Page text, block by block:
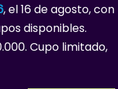
, el 16 de agosto, con
disponibles.
Cupo limitado,